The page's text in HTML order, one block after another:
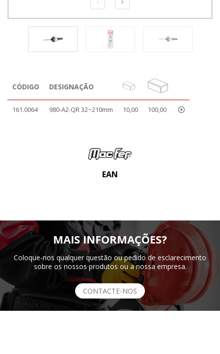
CÓDIGO DESIGNAÇÃO
161.0064 980-A2-QR 32~210mm 10,00 100,00
EAN
MAIS INFORMAÇÕES?
Coloque-nos qualquer questão ou pedido de esclarecimento
sobre os nossos produtos ou a nossa empresa.
CONTACTE-NOS